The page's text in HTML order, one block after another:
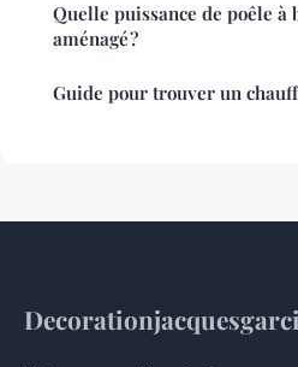
Quelle puissance de poêle à
aménagé ?
Guide pour trouver un